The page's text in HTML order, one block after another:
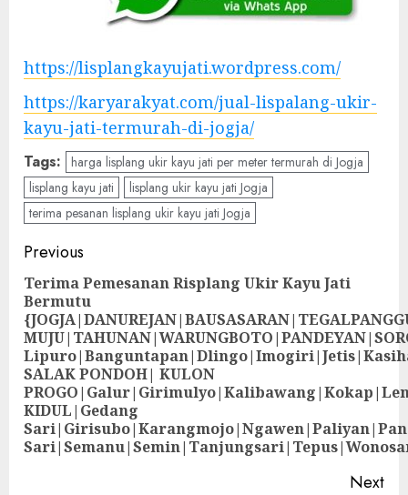
https://lisplangkayujati.wordpress.com/
https://karyarakyat.com/jual-lispalang-ukir-
kayu-jati-termurah-di-jogja/
Tags: harga lisplang ukir kayu jati per meter termurah di Jogja
lisplang kayu jati
lisplang ukir kayu jati Jogja
terima pesanan lisplang ukir kayu jati Jogja
Previous
Terima Pemesanan Risplang Ukir Kayu Jati
Bermutu
SALAK PONDOH| KULON
KIDUL|Gedang
Next